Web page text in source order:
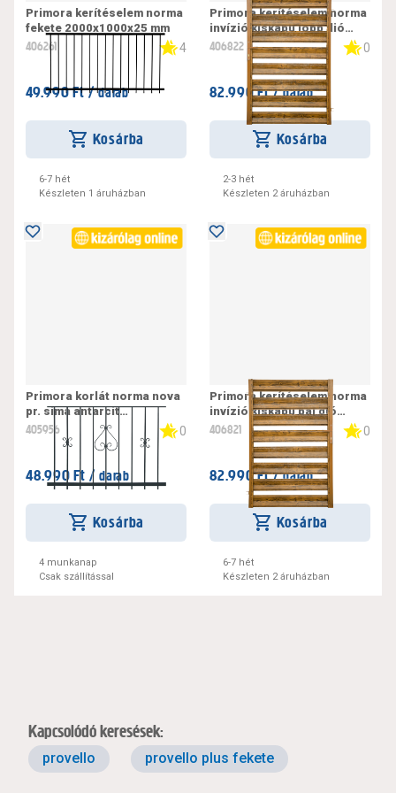
Primora kerítéselem norma
fekete 2000x1000x25 mm
406261 4
49.990 Ft /darab
Kosárba
6-7 hét
Készleten 1 áruházban
Primora kerítéselem norma
invízió kiskapu jobb dió
1000x1500x30mm
406822 0
82.990 Ft /darab
Kosárba
2-3 hét
Készleten 2 áruházban
Primora korlát norma nova
pr. sima antarcit
1000x1200x25mm
405956 0
48.990 Ft / darab
Kosárba
4 munkanap
Csak szállítással
Primora kerítéselem norma
invízió kiskapu bal dió
1000x1500x30mm
406821 0
82.990 Ft /darab
Kosárba
6-7 hét
Készleten 2 áruházban
Kapcsolódó keresések:
provello provello plus fekete